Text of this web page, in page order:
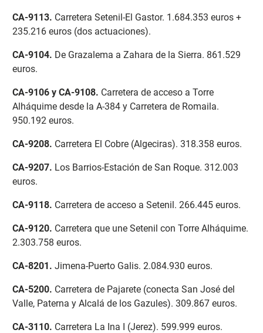
CA-9113. Carretera Setenil-El Gastor. 1.684.353 euros +
235.216 euros (dos actuaciones).
CA-9104. De Grazalema a Zahara de la Sierra. 861.529
euros.
CA-9106 y CA-9108. Carretera de acceso a Torre
Alháquime desde la A-384 y Carretera de Romaila.
950.192 euros.
CA-9208. Carretera El Cobre (Algeciras). 318.358 euros.
CA-9207. Los Barrios-Estación de San Roque. 312.003
euros.
CA-9118. Carretera de acceso a Setenil. 266.445 euros.
CA-9120. Carretera que une Setenil con Torre Alháquime.
2.303.758 euros.
CA-8201. Jimena-Puerto Galis. 2.084.930 euros.
CA-5200. Carretera de Pajarete (conecta San José del
Valle, Paterna y Alcalá de los Gazules). 309.867 euros.
CA-3110. Carretera La Ina I (Jerez). 599.999 euros.